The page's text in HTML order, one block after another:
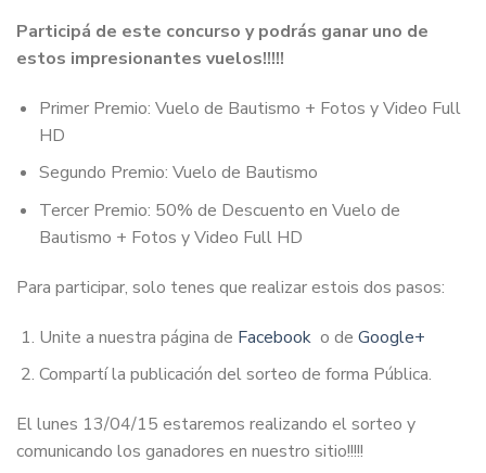
Participá de este concurso y podrás ganar uno de
estos impresionantes vuelos!!!!!
Primer Premio: Vuelo de Bautismo + Fotos y Video Full
HD
Segundo Premio: Vuelo de Bautismo
Tercer Premio: 50% de Descuento en Vuelo de
Bautismo + Fotos y Video Full HD
Para participar, solo tenes que realizar estois dos pasos:
Unite a nuestra página de Facebooko de Google+
Compartí la publicación del sorteo de forma Pública.
El lunes 13/04/15 estaremos realizando el sorteo y
comunicando los ganadores en nuestro sitio!!!!!